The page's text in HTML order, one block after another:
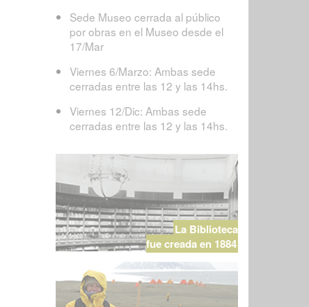
Sede Museo cerrada al público
por obras en el Museo desde el
17/Mar
Viernes 6/Marzo: Ambas sede
cerradas entre las 12 y las 14hs.
Viernes 12/Dic: Ambas sede
cerradas entre las 12 y las 14hs.
La Biblioteca
fue creada en 1884